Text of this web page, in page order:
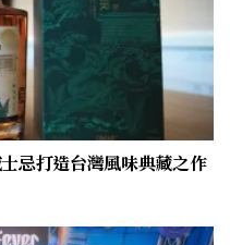
忌打造台灣風味典藏之作